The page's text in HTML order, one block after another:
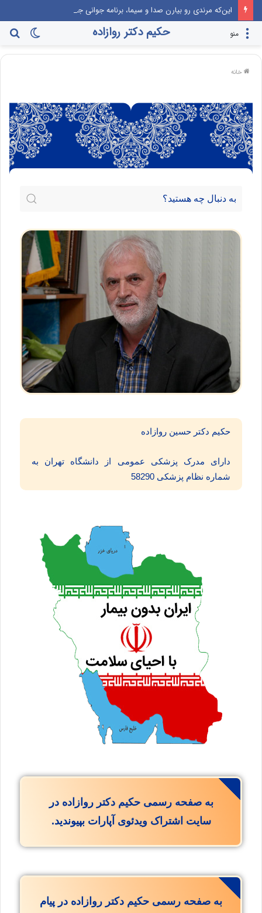
حکیم دکتر روازاده منو
خانه
حکیم دکتر حسین روازاده
دارای مدرک پزشکی عمومی از دانشگاه تهران به
شماره نظام پزشکی 58290
به صفحه رسمی حکیم دکتر روازاده در
سایت اشتراک ویدئوی آپارات بپیوندید.
به صفحه رسمی حکیم دکتر روازاده در پیام